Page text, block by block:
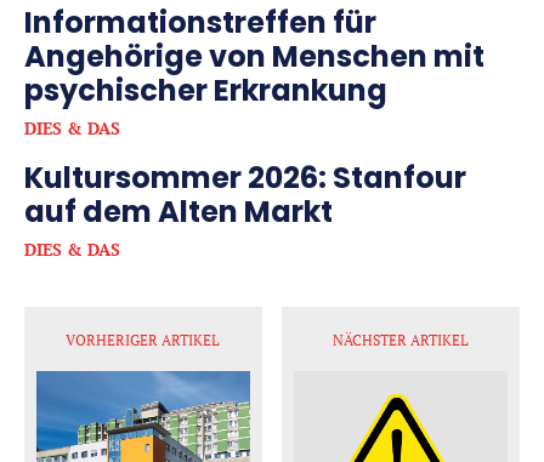
Informationstreffen für
Angehörige von Menschen mit
psychischer Erkrankung
DIES & DAS
Kultursommer 2026: Stanfour
auf dem Alten Markt
DIES & DAS
VORHERIGER ARTIKEL NÄCHSTER ARTIKEL